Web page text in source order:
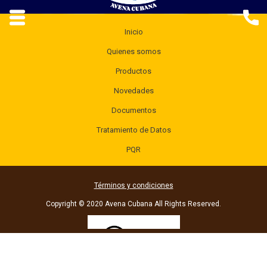
Inicio
Quienes somos
Productos
Novedades
Documentos
Tratamiento de Datos
PQR
Términos y condiciones
Copyright © 2020 Avena Cubana All Rights Reserved.